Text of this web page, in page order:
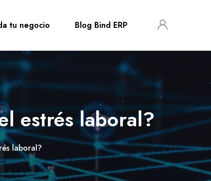
tu negocio Blog Bind ERP
estrés laboral?
laboral?